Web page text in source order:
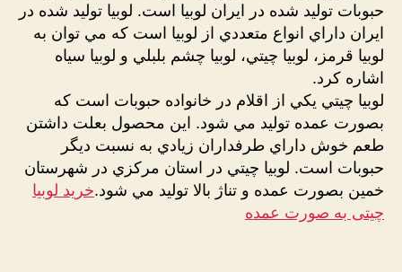
حبوبات توليد شده در ايران لوبيا است. لوبيا توليد شده در
ايران داراي انواع متعددي از لوبيا است که مي توان به
لوبيا قرمز، لوبيا چيتي، لوبيا چشم بلبلي و لوبيا سياه
اشاره کرد.
لوبيا چيتي يکي از اقلام در خانواده حبوبات است که
بصورت عمده توليد مي شود. اين محصول بعلت داشتن
طعم خوش داراي طرفداران زيادي به نسبت ديگر
حبوبات است. لوبيا چيتي در استان مرکزي در شهرستان
خمين بصورت عمده و تناژ بالا توليد مي شود.خرید لوبیا
چیتی به صورت عمده